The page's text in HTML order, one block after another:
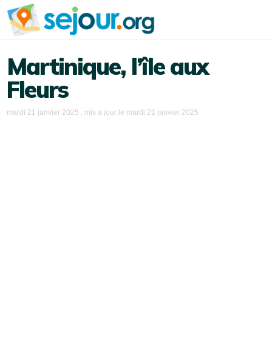
Martinique, l’île aux
Fleurs
mardi 21 janvier 2025 , mis a jour le mardi 21 janvier 2025